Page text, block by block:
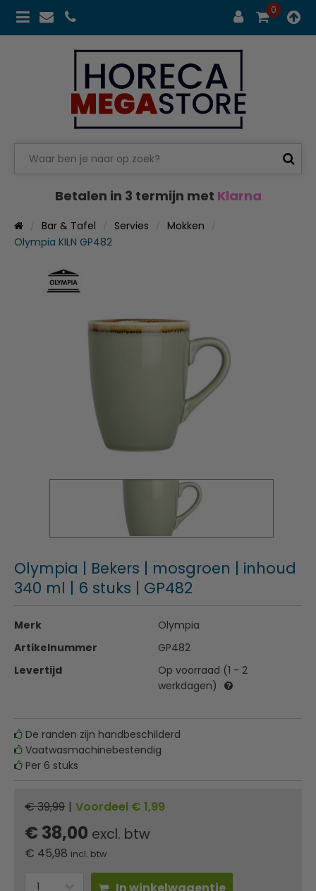
0
Betalen in 3 termijn met Klarna
Bar & Tafel Servies
Mokken
Olympia KILN GP482
Olympia | Bekers | mosgroen | inhoud
340 ml | 6 stuks | GP482
Merk
Olympia
Artikelnummer
GP482
Levertijd
Op voorraad (1 - 2
werkdagen)
De randen zijn handbeschilderd
Vaatwasmachinebestendig
Per 6 stuks
€ 39,99 | Voordeel € 1,99
€ 38,00 excl. btw
€ 45,98 incl. btw